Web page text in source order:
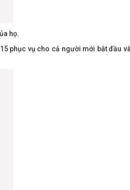
họ.
phục vụ cho cả người mới bắt đầu